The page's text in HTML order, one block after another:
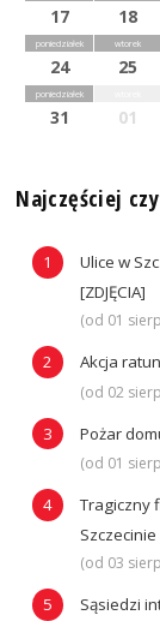
17 18
poniedziałek
24
wtorek
25
poniedziałek
31 01
Najczęściej
Ulice w
[ZDJĘCIA]
(od 01
Akcja
(od 02
Pożar
(od 01
Tragiczny
Szczecinie
(od 03
Sąsiedzi